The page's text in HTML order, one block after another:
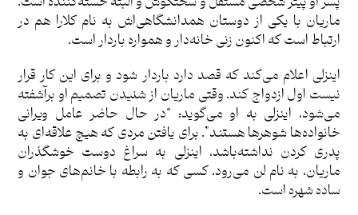
ماریان با یکی از دوستان همدانشگاهی‌اش به نام کلارا هم در
ارتباط است که اکنون زنی خانه‌دار و همواره باردار است.
اینزلی اعلام می‌کند که قصد دارد باردار شود و برای این کار قرار
نیست اول ازدواج کند. وقتی ماریان از شنیدن تصمیم او برآشفته
می‌شود، اینزلی به او می‌گوید: “در حال حاضر عامل ویرانی
خانواده‌ها شوهرها هستند”. برای یافتن مردی که هیچ علاقه‌ای به
پدری کردن نداشته‌باشد، اینزلی به سراغ دوست خوشگذران
ماریان، به نام لن می‌رود. کسی که به رابطه با خانم‌های جوان و
ساده شهره است.